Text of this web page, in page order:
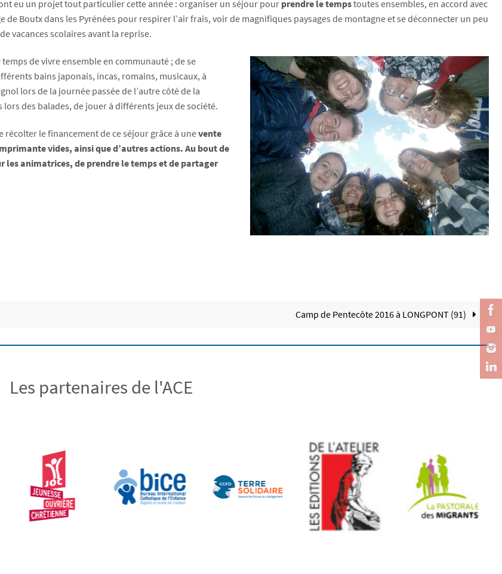
ont eu un projet tout particulier cette année : organiser un séjour pourprendre le tempstoutes ensembles, en accord avec
Boutx dans les Pyrénées pour respirer l’air frais, voir de magnifiques paysages de montagne et se déconnecter un peu
vacances scolaires avant la reprise.
de vivre ensemble en communauté ; de se
bains japonais, incas, romains, musicaux, à
lors de la journée passée de l’autre côté de la
des balades, de jouer à différents jeux de société.
le financement de ce séjour grâce à unevente
vides, ainsi que d’autres actions. Au bout de
les animatrices, de prendre le temps et de partager
Camp de Pentecôte 2016 à LONGPONT (91)
Les partenaires de l'ACE